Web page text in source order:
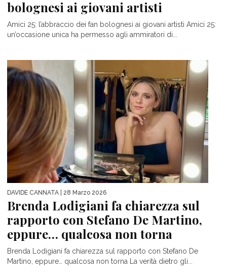
bolognesi ai giovani artisti
Amici 25: l’abbraccio dei fan bolognesi ai giovani artisti Amici 25:
un’occasione unica ha permesso agli ammiratori di...
DAVIDE CANNATA | 28 Marzo 2026
Brenda Lodigiani fa chiarezza sul
rapporto con Stefano De Martino,
eppure… qualcosa non torna
Brenda Lodigiani fa chiarezza sul rapporto con Stefano De
Martino, eppure… qualcosa non torna La verità dietro gli...